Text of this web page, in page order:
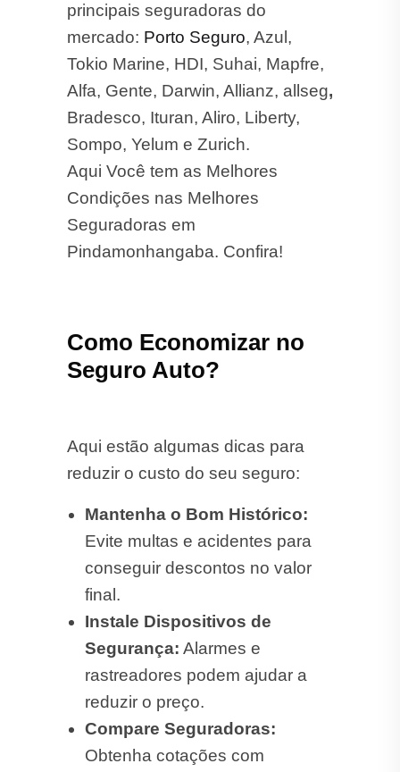
principais seguradoras do
mercado: Porto Seguro, Azul,
Tokio Marine, HDI, Suhai, Mapfre,
Alfa, Gente, Darwin, Allianz, allseg,
Bradesco, Ituran, Aliro, Liberty,
Sompo, Yelum e Zurich.
Aqui Você tem as Melhores
Condições nas Melhores
Seguradoras em
Pindamonhangaba. Confira!
Como Economizar no
Seguro Auto?
Aqui estão algumas dicas para
reduzir o custo do seu seguro:
Mantenha o Bom Histórico:
Evite multas e acidentes para
conseguir descontos no valor
final.
Instale Dispositivos de
Segurança: Alarmes e
rastreadores podem ajudar a
reduzir o preço.
Compare Seguradoras:
Obtenha cotações com